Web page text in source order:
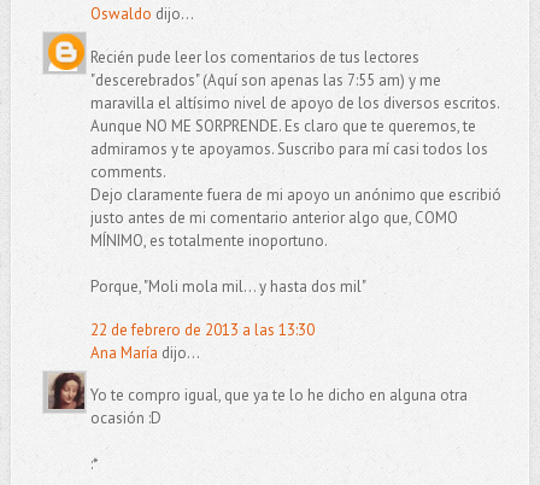
Oswaldo dijo...
Recién pude leer los comentarios de tus lectores
"descerebrados" (Aquí son apenas las 7:55 am) y me
maravilla el altísimo nivel de apoyo de los diversos escritos.
Aunque NO ME SORPRENDE. Es claro que te queremos, te
admiramos y te apoyamos. Suscribo para mí casi todos los
comments.
Dejo claramente fuera de mi apoyo un anónimo que escribió
justo antes de mi comentario anterior algo que, COMO
MÍNIMO, es totalmente inoportuno.
Porque, "Moli mola mil... y hasta dos mil"
22 de febrero de 2013 a las 13:30
Ana María dijo...
Yo te compro igual, que ya te lo he dicho en alguna otra
ocasión :D
:*